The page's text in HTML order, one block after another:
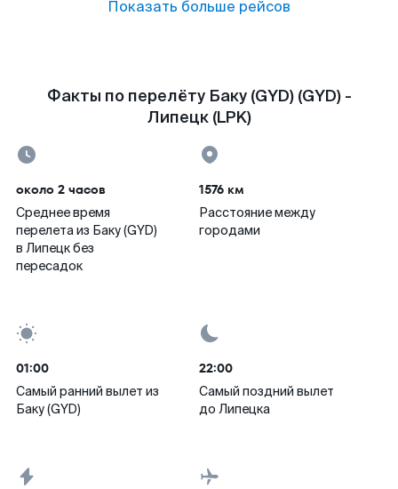
Показать больше рейсов
Факты по перелёту Баку (GYD) (GYD) -
Липецк (LPK)
около 2 часов
Среднее время
перелета из Баку (GYD)
в Липецк без
пересадок
1576 км
Расстояние между
городами
01:00
Самый ранний вылет из
Баку (GYD)
22:00
Самый поздний вылет
до Липецка